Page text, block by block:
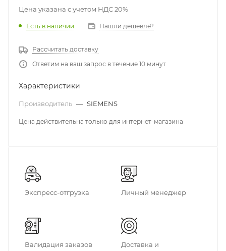
Цена указана с учетом НДС 20%
Есть в наличии Нашли дешевле?
Рассчитать доставку
Ответим на ваш запрос в течение 10 минут
Характеристики
Производитель — SIEMENS
Цена действительна только для интернет-магазина
Экспресс-отгрузка Личный менеджер
Валидация заказов
Доставка и